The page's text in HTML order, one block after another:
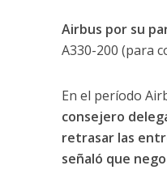
Airbus por su
A330-200 (para
En el período
consejero
retrasar las
señaló que